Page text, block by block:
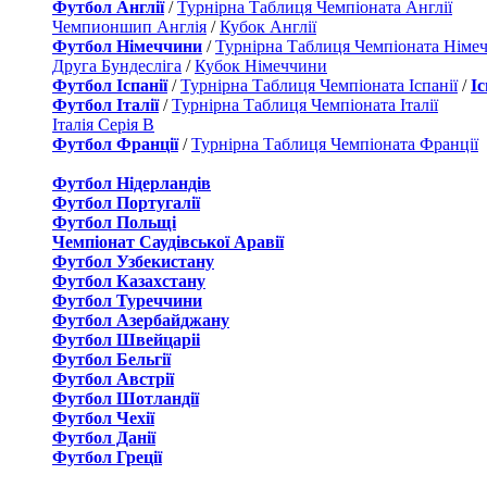
Футбол Англії/Турнірна Таблиця Чемпіоната Англії
Чемпионшип Англія /Кубок Англії
Футбол Німеччини /Турнірна Таблиця Чемпіоната
Друга Бундесліга /Кубок Німеччини
Футбол Іспанії/Турнірна Таблиця Чемпіоната Іспанії/
Футбол Італії/Турнірна Таблиця Чемпіоната Італії
Італія Серія B
Футбол Франції/Турнірна Таблиця Чемпіоната Франції
Футбол Нідерландiв
Футбол Португалії
Футбол Польщі
Чемпіонат Саудівської Аравії
Футбол Узбекистану
Футбол Казахстану
Футбол Туреччини
Футбол Азербайджану
Футбол Швейцаріі
Футбол Бельгії
Футбол Австрії
Футбол Шотландії
Футбол Чехії
Футбол Данії
Футбол Греції